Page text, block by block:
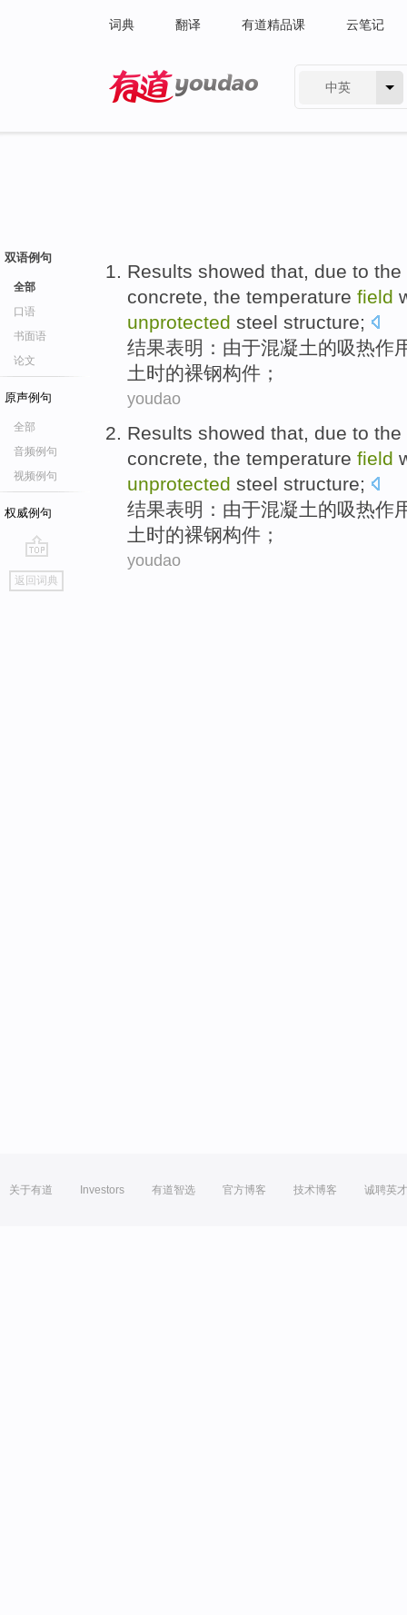
词典 翻译 有道精品课 云笔记
中英
双语例句
全部
口语
书面语
论文
原声例句
全部
音频例句
视频例句
权威例句
go
top
返回词典
Results showed that, due to the
concrete, the temperature field
unprotected steel structure;
结果表明 ： 由于混凝土的吸热作
土时的裸钢构件；
youdao
Results showed that, due to the
concrete, the temperature field
unprotected steel structure;
结果表明 ： 由于混凝土的吸热作
土时的裸钢构件；
youdao
关于有道 Investors 有道智选 官方博客 技术博客 诚聘英才